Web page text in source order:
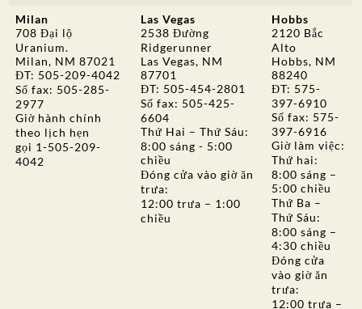
Milan
708 Đại lộ
Uranium.
Milan, NM 87021
ĐT: 505-209-4042
Số fax: 505-285-
2977
Giờ hành chính
theo lịch hẹn
gọi 1-505-209-
4042
Las Vegas
2538 Đường
Ridgerunner
Las Vegas, NM
87701
ĐT: 505-454-2801
Số fax: 505-425-
6604
Thứ Hai – Thứ Sáu:
8:00 sáng - 5:00
chiều
Đóng cửa vào giờ ăn
trưa:
12:00 trưa – 1:00
chiều
Hobbs
2120 Bắc
Alto
Hobbs, NM
88240
ĐT: 575-
397-6910
Số fax: 575-
397-6916
Giờ làm việc:
Thứ hai:
8:00 sáng –
5:00 chiều
Thứ Ba –
Thứ Sáu:
8:00 sáng –
4:30 chiều
Đóng cửa
vào giờ ăn
trưa:
12:00 trưa –